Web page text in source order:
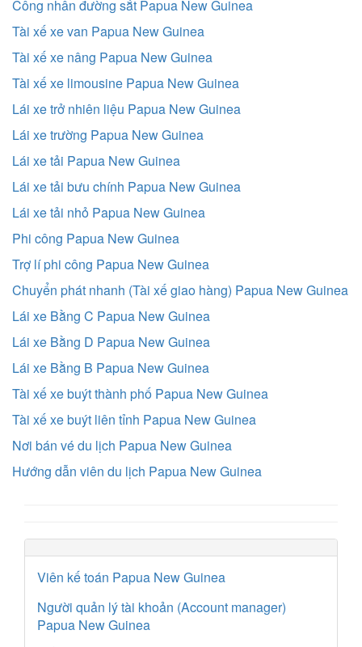
Công nhân đường sắt Papua New Guinea
Tài xế xe van Papua New Guinea
Tài xế xe nâng Papua New Guinea
Tài xế xe limousine Papua New Guinea
Lái xe trở nhiên liệu Papua New Guinea
Lái xe trường Papua New Guinea
Lái xe tải Papua New Guinea
Lái xe tải bưu chính Papua New Guinea
Lái xe tải nhỏ Papua New Guinea
Phi công Papua New Guinea
Trợ lí phi công Papua New Guinea
Chuyển phát nhanh (Tài xế giao hàng) Papua New Guinea
Lái xe Bằng C Papua New Guinea
Lái xe Bằng D Papua New Guinea
Lái xe Bằng B Papua New Guinea
Tài xế xe buýt thành phố Papua New Guinea
Tài xế xe buýt liên tỉnh Papua New Guinea
Nơi bán vé du lịch Papua New Guinea
Hướng dẫn viên du lịch Papua New Guinea
Viên kế toán Papua New Guinea
Người quản lý tài khoản (Account manager)
Papua New Guinea